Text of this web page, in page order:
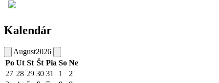
Kalendár
August2026
Po Ut St Št Pia So Ne
27 28 29 30 31 1
2